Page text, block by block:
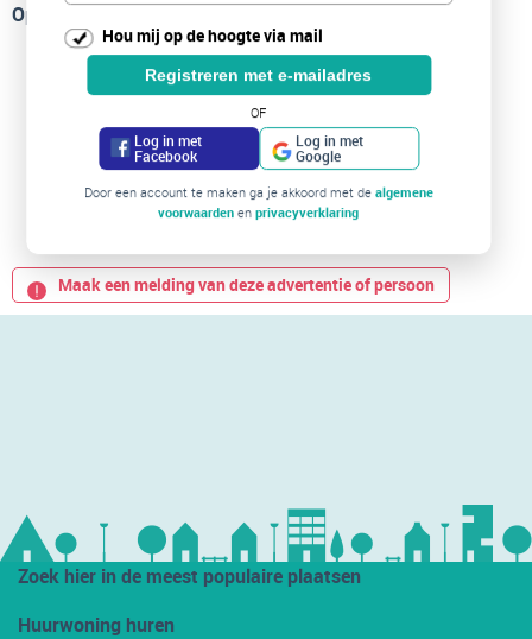
Hou mij op de hoogte via mail
Registreren met e-mailadres
OF
Log in met
Facebook
Log in met
Google
Door een account te maken ga je akkoord met de algemene
voorwaarden enprivacyverklaring
Op de kaart
Maak een melding van deze advertentie of persoon
Zoek hier in de meest populaire plaatsen
Huurwoning huren